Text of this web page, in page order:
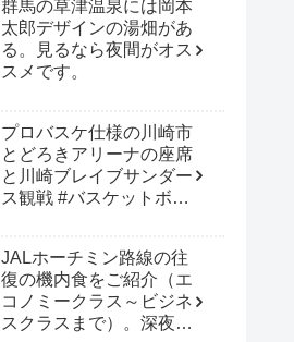
群馬の草津温泉には岡本
太郎デザインの湯畑があ
る。見るなら夜間がオス
スメです。
プロバスケ仕様の川崎市
とどろきアリーナの座席
と川崎ブレイブサンダー
ス観戦 #バスケットボー
JALホーチミン路線の往
復の機内食をご紹介（エ
コノミークラス～ビジネ
スクラスまで）。深夜便